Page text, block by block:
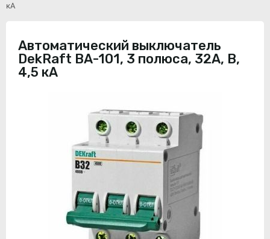
кА
Автоматический выключатель
DekRaft ВА-101, 3 полюса, 32А, В,
4,5 кА